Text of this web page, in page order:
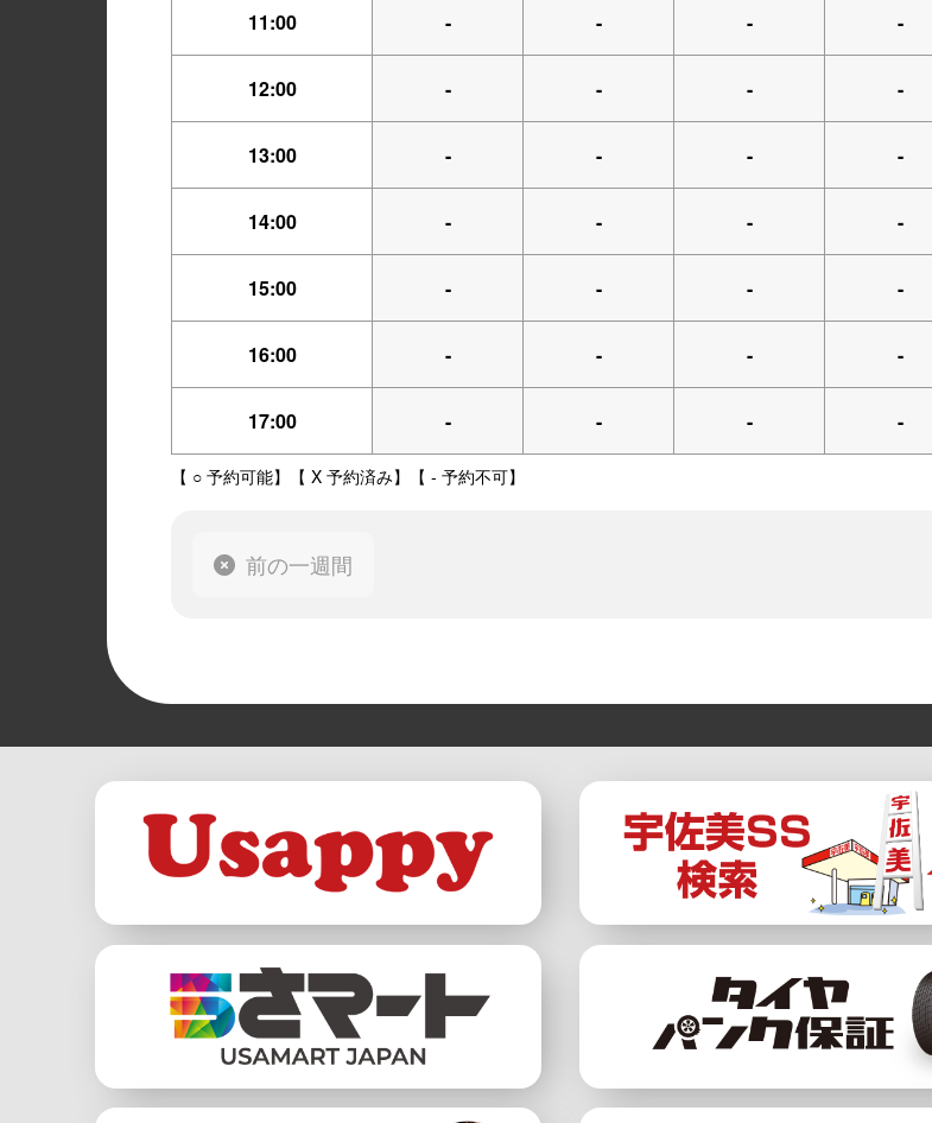
11:00 - - - -
12:00 - - - -
13:00 - - - -
14:00 - - - -
15:00 - - - -
16:00 - - - -
17:00 - - - -
【 ○ 予約可能】【 X 予約済み】【 - 予約不可】
前の一週間